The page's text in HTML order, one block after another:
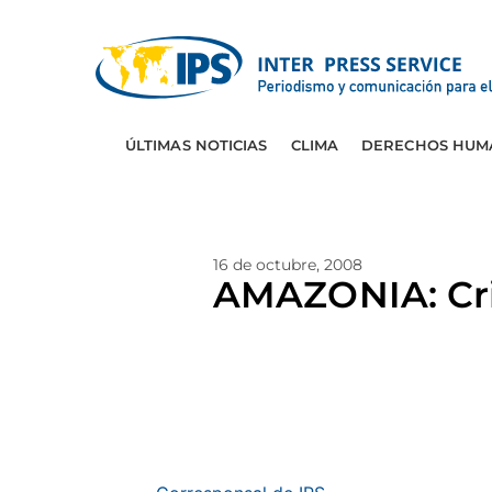
ÚLTIMAS NOTICIAS CLIMA DERECHOS
16 de octubre, 2008
AMAZONIA: